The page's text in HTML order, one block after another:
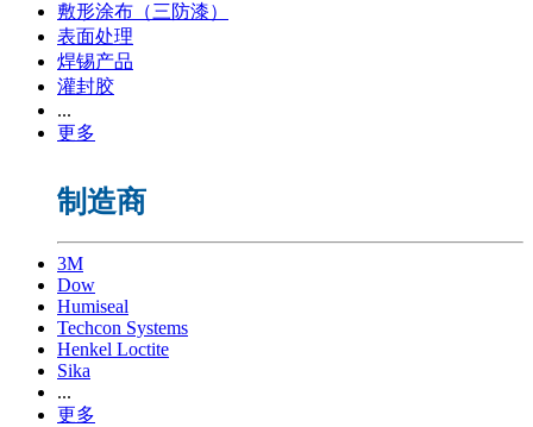
敷形涂布（三防漆）
表面处理
焊锡产品
灌封胶
...
更多
制造商
3M
Dow
Humiseal
Techcon Systems
Henkel Loctite
Sika
...
更多